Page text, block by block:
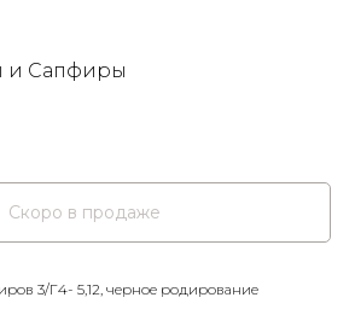
и Сапфиры
3/Г4- 5,12, черное родирование